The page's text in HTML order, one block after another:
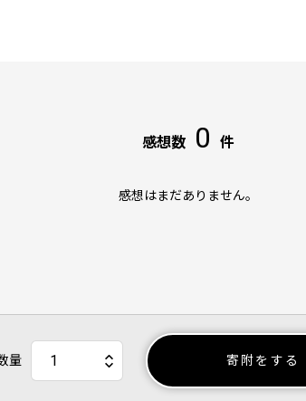
感想数 0 件
感想はまだありません。
量 寄附をする